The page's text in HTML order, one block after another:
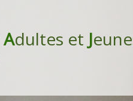
Adultes et J